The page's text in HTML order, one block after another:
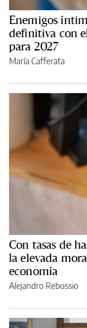
Enemigos
definitiva con
para 2027
María Cafferata
Con tasas de
la elevada
economía
Alejandro Rebossio